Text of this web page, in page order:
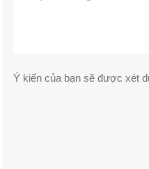
Ý kiến của bạn sẽ được xét